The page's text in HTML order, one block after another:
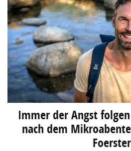
Immer der Angst
nach dem
Foerster